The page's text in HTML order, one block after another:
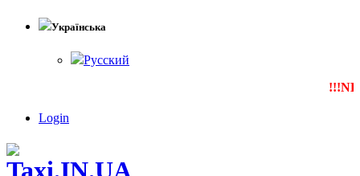
Українська
Русский
!!!NEW
Login